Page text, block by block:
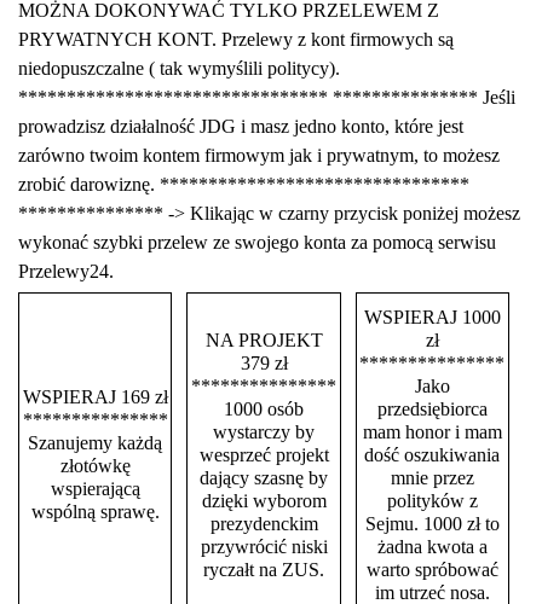
MOŻNA DOKONYWAĆ TYLKO PRZELEWEM Z
PRYWATNYCH KONT. Przelewy z kont firmowych są
niedopuszczalne ( tak wymyślili politycy).
******************************** *************** Jeśli
prowadzisz działalność JDG i masz jedno konto, które jest
zarówno twoim kontem firmowym jak i prywatnym, to możesz
zrobić darowiznę. ********************************
*************** -> Klikając w czarny przycisk poniżej możesz
wykonać szybki przelew ze swojego konta za pomocą serwisu
Przelewy24.
WSPIERAJ 169 zł
***************
Szanujemy każdą
złotówkę
wspierającą
wspólną sprawę.
NA PROJEKT
379 zł
***************
1000 osób
wystarczy by
wesprzeć projekt
dający szasnę by
dzięki wyborom
prezydenckim
przywrócić niski
ryczałt na ZUS.
WSPIERAJ 1000
zł
***************
Jako
przedsiębiorca
mam honor i mam
dość oszukiwania
mnie przez
polityków z
Sejmu. 1000 zł to
żadna kwota a
warto spróbować
im utrzeć nosa.